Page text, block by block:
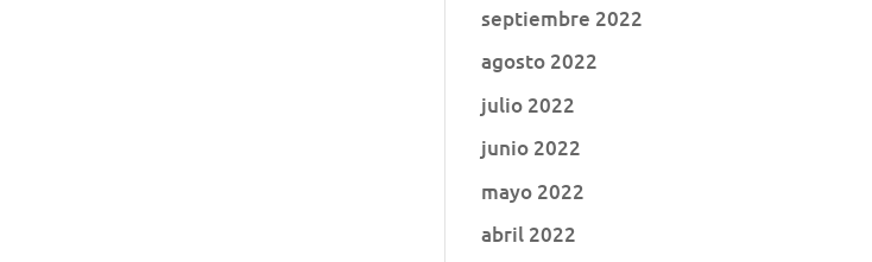
septiembre 2022
agosto 2022
julio 2022
junio 2022
mayo 2022
abril 2022